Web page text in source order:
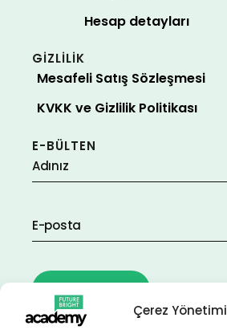
Çerez Yönetimi
Hesap detayları
GİZLİLİK
Mesafeli Satış Sözleşmesi
KVKK ve Gizlilik Politikası
E-BÜLTEN
BİZİ TAKİP EDİN